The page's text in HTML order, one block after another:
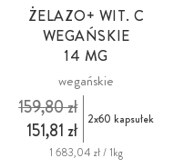
ŻELAZO+ WIT. C
WEGAŃSKIE
14 MG
wegańskie
151,81 zł
159,80 zł 2x60 kapsułek
1 683,04 zł / 1kg